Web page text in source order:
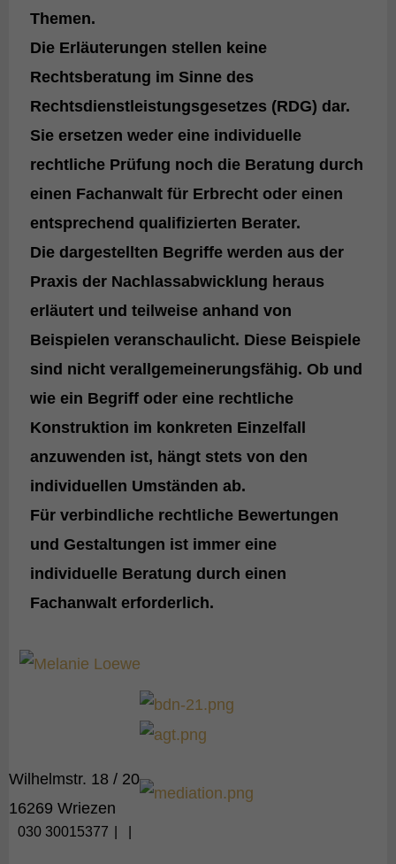
Themen.
Die Erläuterungen stellen keine
Rechtsberatung im Sinne des
Rechtsdienstleistungsgesetzes (RDG) dar.
Sie ersetzen weder eine individuelle
rechtliche Prüfung noch die Beratung durch
einen Fachanwalt für Erbrecht oder einen
entsprechend qualifizierten Berater.
Die dargestellten Begriffe werden aus der
Praxis der Nachlassabwicklung heraus
erläutert und teilweise anhand von
Beispielen veranschaulicht. Diese Beispiele
sind nicht verallgemeinerungsfähig. Ob und
wie ein Begriff oder eine rechtliche
Konstruktion im konkreten Einzelfall
anzuwenden ist, hängt stets von den
individuellen Umständen ab.
Für verbindliche rechtliche Bewertungen
und Gestaltungen ist immer eine
individuelle Beratung durch einen
Fachanwalt erforderlich.
Wilhelmstr. 18 / 20
16269 Wriezen
030 30015377